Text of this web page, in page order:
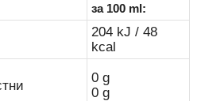
за 100 ml:
204 kJ / 48
kcal
0 g
0 g